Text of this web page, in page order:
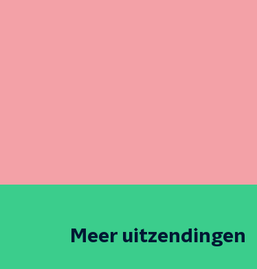
Meer uitzendingen